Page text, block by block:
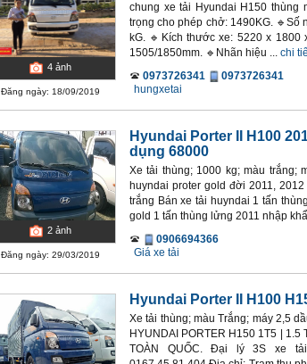
4 ảnh
Đăng ngày: 18/09/2019
chung xe tải Hyundai H150 thùng
trọng cho phép chở: 1490KG.
kG. 🔹Kích thước xe: 5220 x
1505/1850mm. 🔹Nhãn hiệu ... chi
0973726341
0973726341
hungxetai
2 ảnh
Đăng ngày: 29/03/2019
Hyundai Porter II H100
dụng 68000
Xe tải thùng; 1000 kg; màu trắng;
huyndai proter gold đời 2011,
trắng Bán xe tải huyndai 1 tấn
gold 1 tấn thùng lửng 2011 nhập
0906694366
Giá xe tải
Hyundai Porter II H100
Xe tải thùng; màu Trắng; máy 2,5
HYUNDAI PORTER H150 1T5 | 1.5
TOÀN QUỐC. Đại lý 3S xe tải